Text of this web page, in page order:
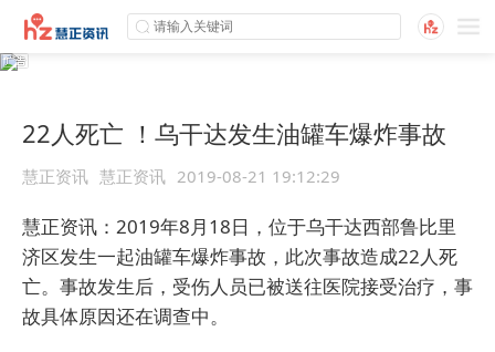
22人死亡 ！乌干达发生油罐车爆炸事故
慧正资讯 慧正资讯 2019-08-21 19:12:29
慧正资讯：2019年8月18日，位于乌干达西部鲁比里
济区发生一起油罐车爆炸事故，此次事故造成22人死
亡。事故发生后，受伤人员已被送往医院接受治疗，事
故具体原因还在调查中。